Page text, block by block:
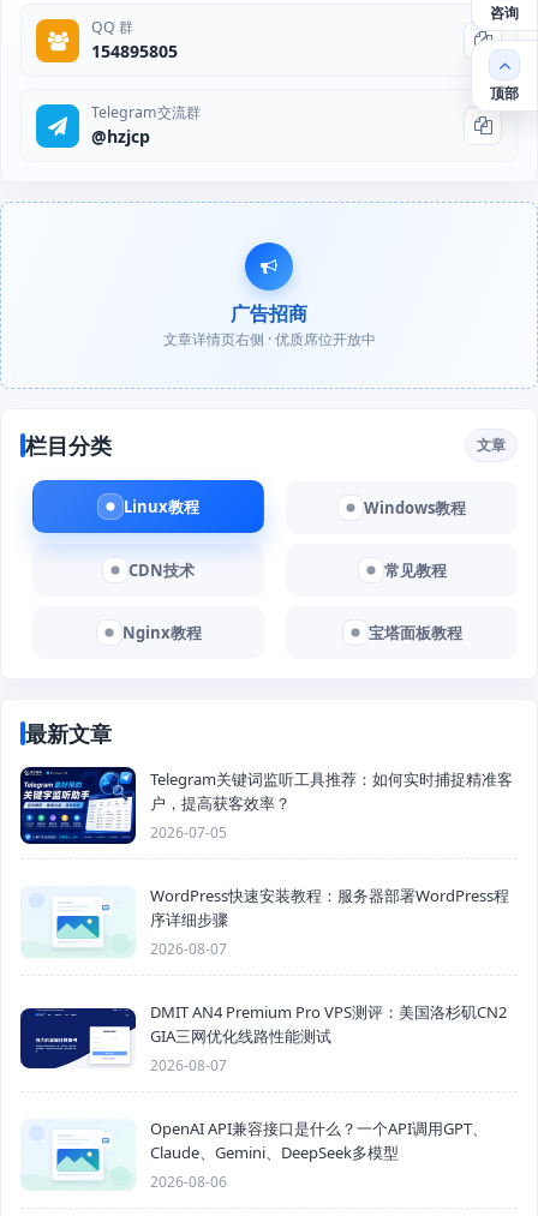
QQ 群
154895805
Telegram交流群
@hzjcp
广告招商
文章详情页右侧 · 优质席位开放中
栏目分类 文章
Linux教程 Windows教程
CDN技术 常见教程
Nginx教程 宝塔面板教程
最新文章
Telegram关键词监听工具推荐：如何实时捕捉精准客
户，提高获客效率？
2026-07-05
WordPress快速安装教程：服务器部署WordPress程
序详细步骤
2026-08-07
DMIT AN4 Premium Pro VPS测评：美国洛杉矶CN2
GIA三网优化线路性能测试
2026-08-07
OpenAI API兼容接口是什么？一个API调用GPT、
Claude、Gemini、DeepSeek多模型
2026-08-06
咨询
顶部